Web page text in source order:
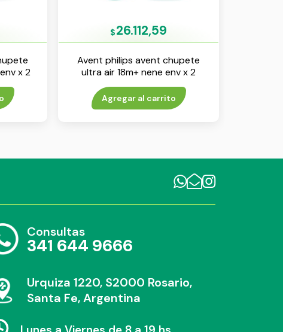
x 2
$26.112,59
Avent philips avent chupete
ultra air 18m+ nene env x 2
Agregar al carrito
Consultas
341 644 9666
Urquiza 1220, S2000 Rosario,
Santa Fe, Argentina